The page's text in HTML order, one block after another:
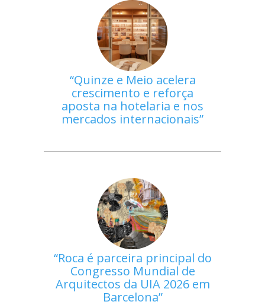
Quinze e Meio acelera
crescimento e reforça
aposta na hotelaria e nos
mercados internacionais
Roca é parceira principal do
Congresso Mundial de
Arquitectos da UIA 2026 em
Barcelona